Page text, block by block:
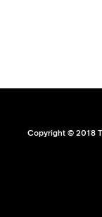
Copyright © 2018